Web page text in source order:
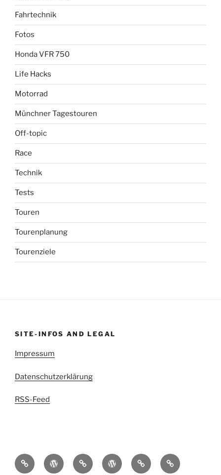
Fahrtechnik
Fotos
Honda VFR 750
Life Hacks
Motorrad
Münchner Tagestouren
Off-topic
Race
Technik
Tests
Touren
Tourenplanung
Tourenziele
SITE-INFOS AND LEGAL
Impressum
Datenschutzerklärung
RSS-Feed
kettenritzel.ccGriesgram999
Mit
der
EDIGIXXERBlindschleiche.CH
RedSpade